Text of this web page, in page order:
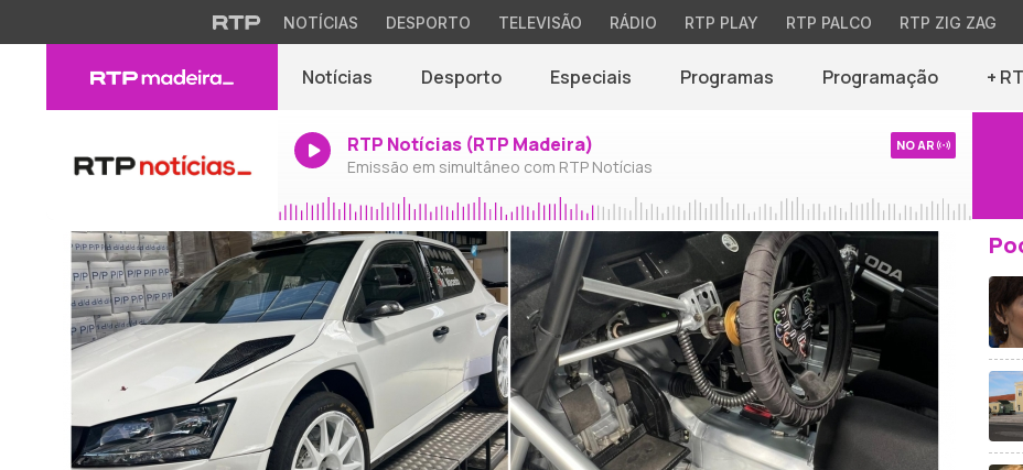
NOTÍCIAS DESPORTO TELEVISÃO RÁDIO RTP PLAY RTP PALCO RTP ZIG ZAG
Notícias Desporto Especiais Programas Programação +
RTP Notícias (RTP Madeira)
Emissão em simultâneo com RTP Notícias
NO AR